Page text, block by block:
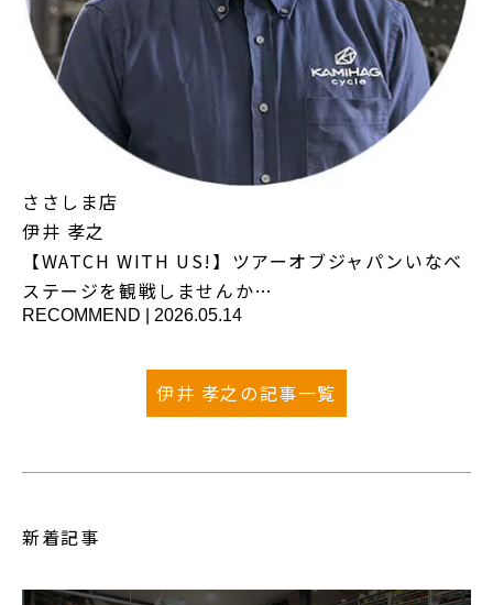
ささしま店
伊井 孝之
【WATCH WITH US!】ツアーオブジャパンいなべ
ステージを観戦しませんか…
RECOMMEND 2026.05.14
伊井 孝之の記事一覧
新着記事